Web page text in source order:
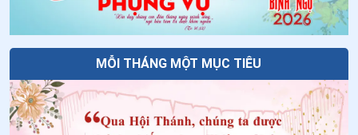
MỖI THÁNG MỘT MỤC TIÊU